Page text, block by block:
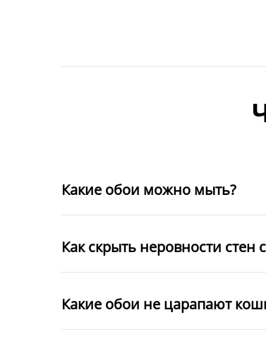
Какие обои можно мыть?
Как скрыть неровности
Какие обои не царапают